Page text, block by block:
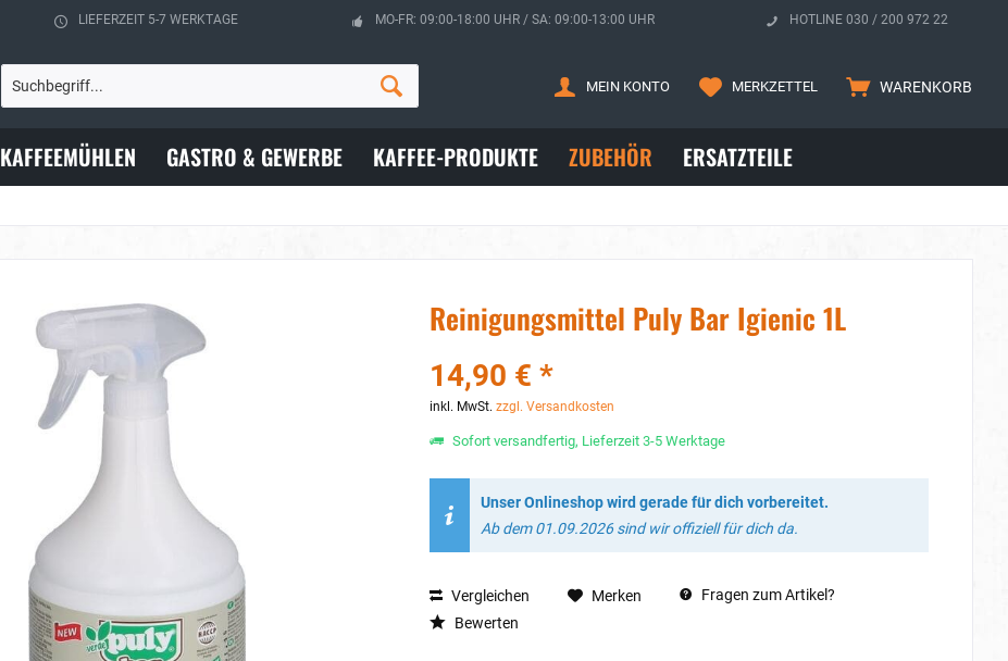
LIEFERZEIT 5-7 WERKTAGE MO-FR: 09:00-18:00 UHR / SA: 09:00-13:00 UHR HOTLINE 030 / 200 972 22
WARENKORB
MERKZETTEL
MEIN KONTO
KAFFEEMÜHLEN GASTRO & GEWERBE KAFFEE-PRODUKTE ZUBEHÖR ERSATZTEILE
Reinigungsmittel Puly Bar Igienic 1L
14,90 € *
inkl. MwSt. zzgl. Versandkosten
Sofort versandfertig, Lieferzeit 3-5 Werktage
Unser Onlineshop wird gerade für dich vorbereitet.
Ab dem 01.09.2026 sind wir offiziell für dich da.
Vergleichen Merken
Fragen zum Artikel?
Bewerten